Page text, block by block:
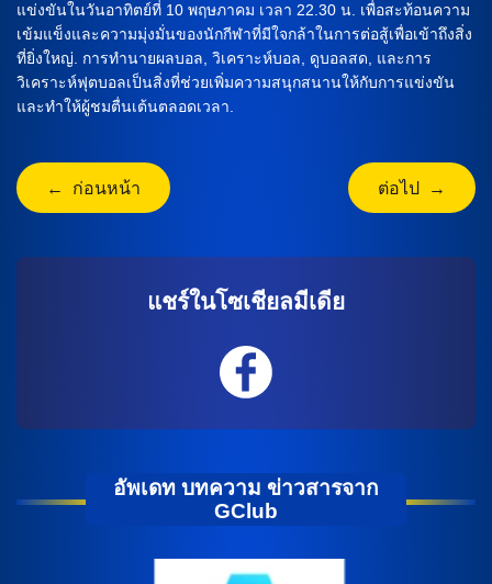
แข่งขันในวันอาทิตย์ที่ 10 พฤษภาคม เวลา 22.30 น. เพื่อสะท้อนความ
เข้มแข็งและความมุ่งมั่นของนักกีฬาที่มีใจกล้าในการต่อสู้เพื่อเข้าถึงสิ่ง
ที่ยิ่งใหญ่. การทำนายผลบอล, วิเคราะห์บอล, ดูบอลสด, และการ
วิเคราะห์ฟุตบอลเป็นสิ่งที่ช่วยเพิ่มความสนุกสนานให้กับการแข่งขัน
และทำให้ผู้ชมตื่นเต้นตลอดเวลา.
← ก่อนหน้า ต่อไป →
แชร์ในโซเชียลมีเดีย
อัพเดท บทความ ข่าวสารจาก
GClub